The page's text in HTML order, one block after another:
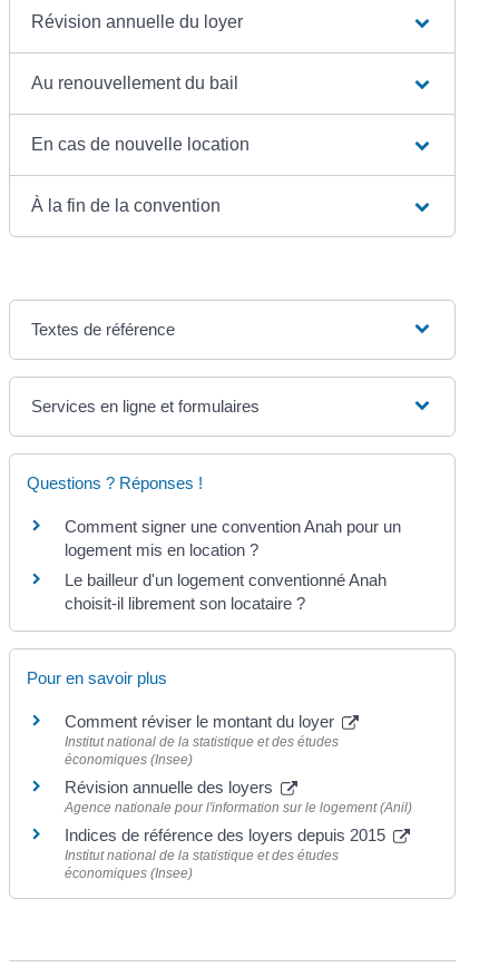
Révision annuelle du loyer
Au renouvellement du bail
En cas de nouvelle location
À la fin de la convention
Textes de référence
Services en ligne et formulaires
Questions ? Réponses !
Comment signer une convention Anah pour un
logement mis en location ?
Le bailleur d'un logement conventionné Anah
choisit-il librement son locataire ?
Pour en savoir plus
Comment réviser le montant du loyer
Institut national de la statistique et des études
économiques (Insee)
Révision annuelle des loyers
Agence nationale pour l'information sur le logement (Anil)
Indices de référence des loyers depuis 2015
Institut national de la statistique et des études
économiques (Insee)